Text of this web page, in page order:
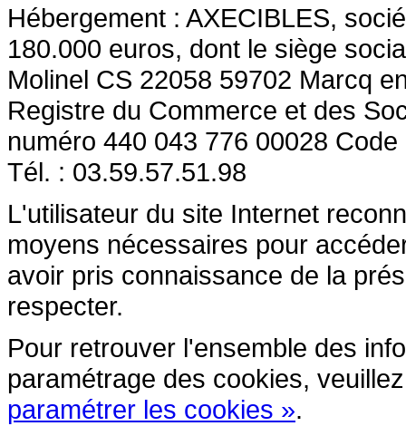
Hébergement : AXECIBLES,
180.000 euros, dont le siège
Molinel CS 22058 59702 Marcq
Registre du Commerce et des
numéro 440 043 776 00028
Tél. : 03.59.57.51.98
L'utilisateur du site Internet
moyens nécessaires pour
avoir pris connaissance de la
respecter.
Pour retrouver l'ensemble des
paramétrage des cookies,
paramétrer les cookies ».